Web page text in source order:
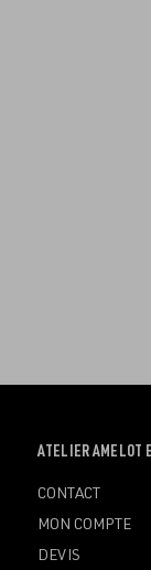
OUVRIR
MENU
ATELIER AMELOT
CONTACT
MON COMPTE
DEVIS